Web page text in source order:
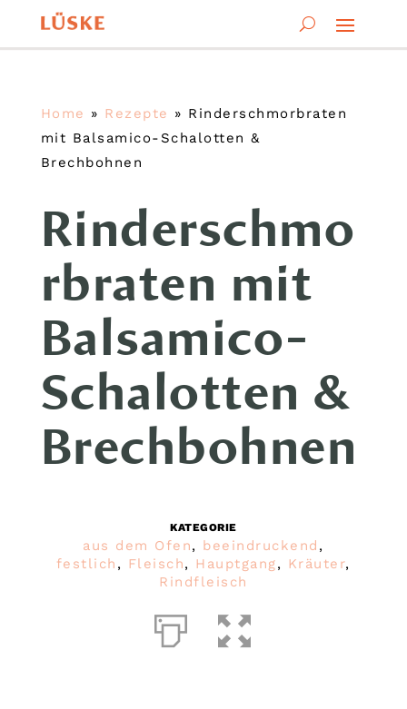
Home » Rezepte » Rinderschmorbraten
mit Balsamico-Schalotten &
Brechbohnen
Rinderschmo
rbraten mit
Balsamico-
Schalotten &
Brechbohnen
KATEGORIE
aus dem Ofen, beeindruckend ,
festlich , Fleisch, Hauptgang, Kräuter,
Rindfleisch